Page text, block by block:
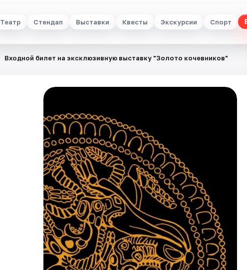
Театр Стендап Выставки Квесты Экскурсии Спорт
Входной билет на эксклюзивную выставку "Золото кочевников"